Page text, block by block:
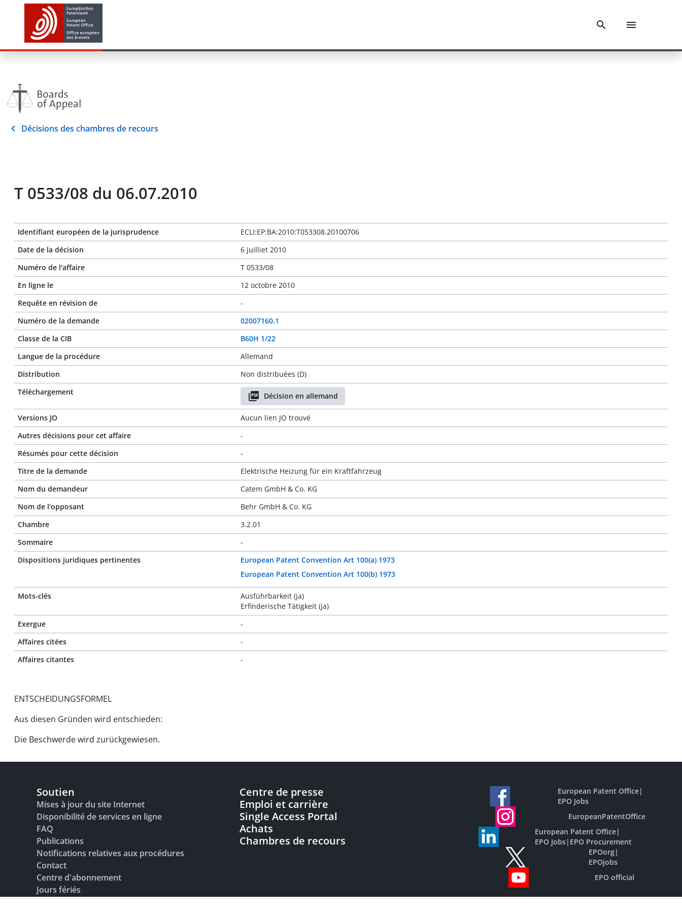
Décisions des chambres de recours
T 0533/08 du 06.07.2010
Identifiant européen de la jurisprudence
ECLI:EP:BA:2010:T053308.20100706
Date de la décision
6 juilliet 2010
Numéro de l'affaire
T 0533/08
En ligne le
12 octobre 2010
Requête en révision de
-
Numéro de la demande
02007160.1
Classe de la CIB
B60H 1/22
Langue de la procédure
Allemand
Distribution
Non distribuées (D)
Téléchargement
Décision en allemand
Versions JO
Aucun lien JO trouvé
Autres décisions pour cet affaire
-
Résumés pour cette décision
-
Titre de la demande
Elektrische Heizung für ein Kraftfahrzeug
Nom du demandeur
Catem GmbH & Co. KG
Nom de l'opposant
Behr GmbH & Co. KG
Chambre
3.2.01
Sommaire
-
Dispositions juridiques pertinentes
European Patent Convention Art 100(a) 1973
European Patent Convention Art 100(b) 1973
Mots-clés
Ausführbarkeit (ja)
Erfinderische Tätigkeit (ja)
Exergue
-
Affaires citées
-
Affaires citantes
-
ENTSCHEIDUNGSFORMEL
Aus diesen Gründen wird entschieden:
Die Beschwerde wird zurückgewiesen.
Soutien
Mises à jour du site Internet
Disponibilité de services en ligne
FAQ
Publications
Notifications relatives aux procédures
Contact
Centre d'abonnement
Jours fériés
Centre de presse
Emploi et carrière
Single Access Portal
Achats
Chambres de recours
European Patent Office|
EPO Jobs
EuropeanPatentOffice
European Patent Office|
EPO Jobs| EPO Procurement
EPOorg|
EPOjobs
EPO official